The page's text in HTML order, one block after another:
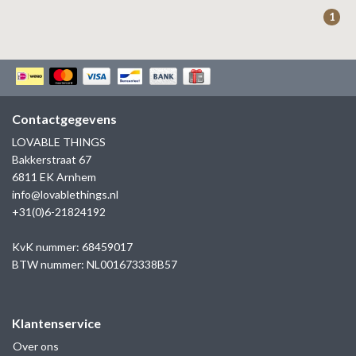
KAPTEN & SON
1
Contactgegevens
LOVABLE THINGS
Bakkerstraat 67
6811 EK Arnhem
info@lovablethings.nl
+31(0)6-21824192
KvK nummer: 68459017
BTW nummer: NL001673338B57
Klantenservice
Over ons